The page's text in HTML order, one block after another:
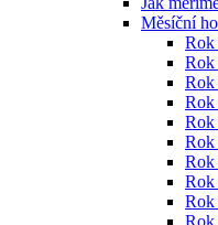
Měsíční
Rok
Rok
Rok
Rok
Rok
Rok
Rok
Rok
Rok
Rok